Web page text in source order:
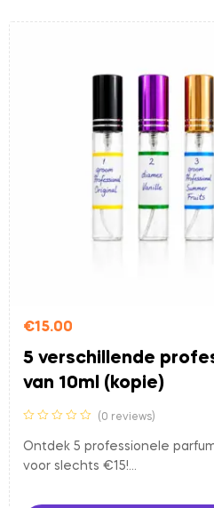
€15.00
5 verschillende
van 10ml (kopie)
(0 reviews)
Ontdek 5 professionele
voor slechts €15!
is deze set perfect voor u. U